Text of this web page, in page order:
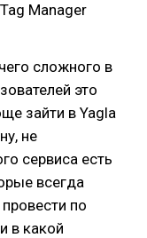
Manager
сложного в
это
зайти в Yagla
не
сервиса есть
всегда
по
в какой